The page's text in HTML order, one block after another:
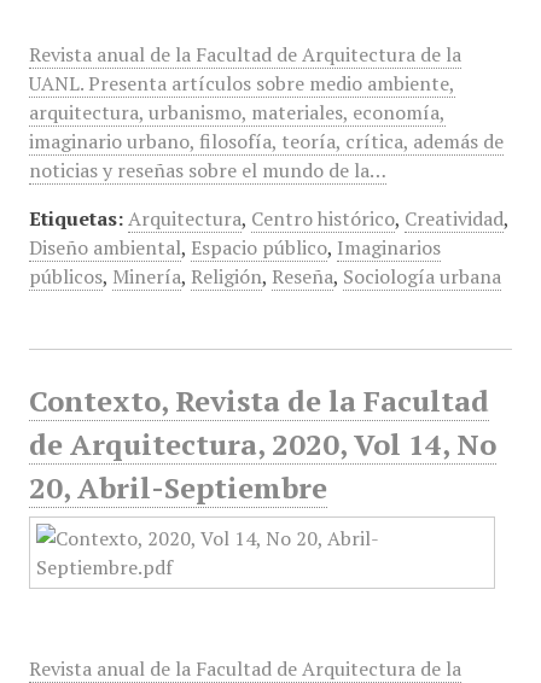
Revista anual de la Facultad de Arquitectura de la
UANL. Presenta artículos sobre medio ambiente,
arquitectura, urbanismo, materiales, economía,
imaginario urbano, filosofía, teoría, crítica, además de
noticias y reseñas sobre el mundo de la…
Etiquetas: Arquitectura, Centro histórico, Creatividad,
Diseño ambiental, Espacio público, Imaginarios
públicos, Minería, Religión, Reseña, Sociología urbana
Contexto, Revista de la Facultad
de Arquitectura, 2020, Vol 14, No
20, Abril-Septiembre
Revista anual de la Facultad de Arquitectura de la